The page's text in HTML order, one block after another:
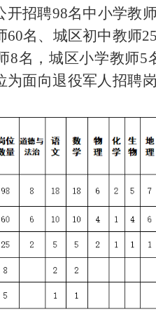
开招聘98名中小学教
60名 、城区初中教师
8名，城区小学教师5
为面向退役军人招聘